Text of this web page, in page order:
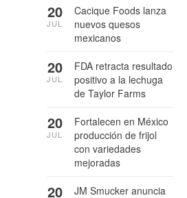
Cacique Foods lanza
nuevos quesos
mexicanos
20
JUL
FDA retracta resultado
positivo a la lechuga
de Taylor Farms
20
JUL
Fortalecen en México
producción de frijol
con variedades
mejoradas
20
JUL
JM Smucker anuncia
20